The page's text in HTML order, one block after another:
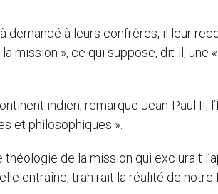
demandé à leurs confrères, il leur
la mission », ce qui suppose, dit-il,
indien, remarque Jean-Paul II,
et philosophiques ».
théologie de la mission qui exclurait
entraîne, trahirait la réalité de notre